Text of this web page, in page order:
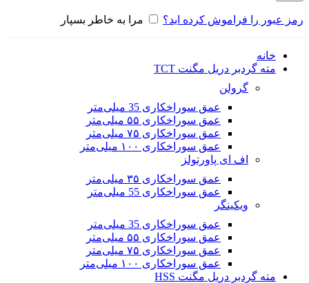
رمز عبور را فراموش کرده اید؟ مرا به خاطر بسپار
خانه
مته گردبر دریل مگنت TCT
گرولن
عمق سوراخکاری 35 میلی‌متر
عمق سوراخکاری ۵۵ میلی‌متر
عمق سوراخکاری ۷۵ میلی‌متر
عمق سوراخکاری ۱۰۰ میلی‌متر
اف ای پاورتولز
عمق سوراخکاری ۳۵ میلی‌متر
عمق سوراخکاری 55 میلی‌متر
ویکینگر
عمق سوراخکاری 35 میلی‌متر
عمق سوراخکاری ۵۵ میلی‌متر
عمق سوراخکاری ۷۵ میلی‌متر
عمق سوراخکاری ۱۰۰ میلی‌متر
مته گردبر دریل مگنت HSS